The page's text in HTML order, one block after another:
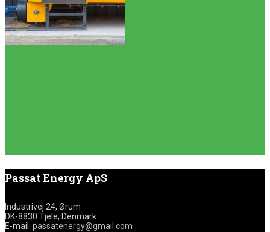
Passat Energy ApS
Industrivej 24, Ørum
DK-8830 Tjele, Denmark
E-mail: passatenergy@gmail.com